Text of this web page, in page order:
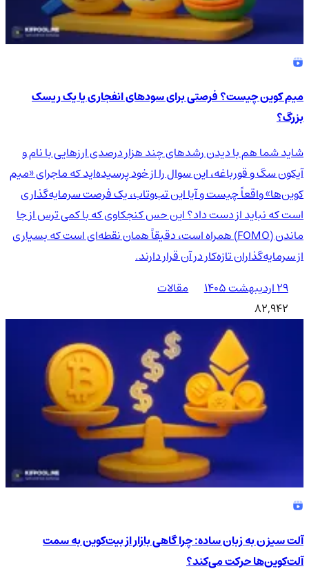
میم کوین چیست؟ فرصتی برای سودهای انفجاری یا یک ریسک
بزرگ؟
شاید شما هم با دیدن رشدهای چند هزار درصدی ارزهایی با نام و
آیکون سگ و قورباغه، این سوال را از خود پرسیده‌اید که ماجرای «میم
کوین‌ها» واقعاً چیست و آیا این تب‌وتاب، یک فرصت سرمایه‌گذاری
است که نباید از دست داد؟ این حس کنجکاوی که با کمی ترس از جا
ماندن (FOMO) همراه است، دقیقاً همان نقطه‌ای است که بسیاری
از سرمایه‌گذاران تازه‌کار در آن قرار دارند.
۲۹ اردیبهشت ۱۴۰۵
مقالات
82,942
آلت سیزن به زبان ساده: چرا گاهی بازار از بیت‌کوین به سمت
آلت‌کوین‌ها حرکت می‌کند؟